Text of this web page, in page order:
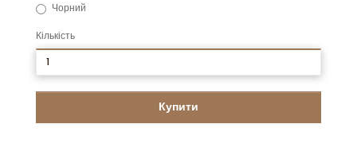
Чорний
Кількість
Купити